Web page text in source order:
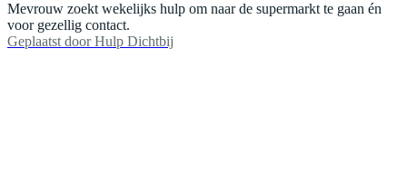
Mevrouw zoekt wekelijks hulp om naar de supermarkt te gaan én
voor gezellig contact.
Geplaatst door Hulp Dichtbij